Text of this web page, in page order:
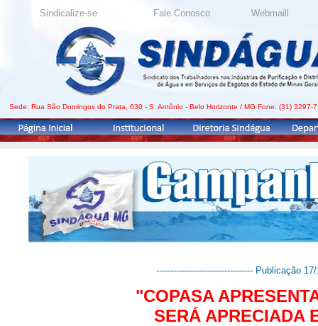
---------------------------------- Publicação
"COPASA
SERÁ APRECIADA